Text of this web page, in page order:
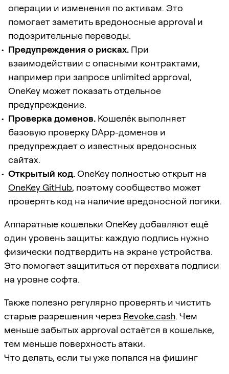
операции и изменения по активам. Это
помогает заметить вредоносные approval и
подозрительные переводы.
Предупреждения о рисках. При
взаимодействии с опасными контрактами,
например при запросе unlimited approval,
OneKey может показать отдельное
предупреждение.
Проверка доменов. Кошелёк выполняет
базовую проверку DApp-доменов и
предупреждает о известных вредоносных
сайтах.
Открытый код.OneKey полностью открыт на
OneKey GitHub, поэтому сообщество может
проверять код на наличие вредоносной логики.
Аппаратные кошельки OneKey добавляют ещё
один уровень защиты: каждую подпись нужно
физически подтвердить на экране устройства.
Это помогает защититься от перехвата подписи
на уровне софта.
Также полезно регулярно проверять и чистить
старые разрешения через Revoke.cash. Чем
меньше забытых approval остаётся в кошельке,
тем меньше поверхность атаки.
Что делать, если ты уже попался на фишинг